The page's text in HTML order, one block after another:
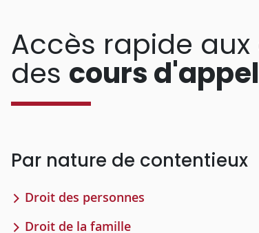
Accès rapide
des cours d'appel
Par nature de contentieux
Droit des personnes
Droit de la famille